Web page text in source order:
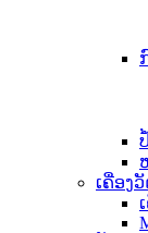
ເຄື່ອງ